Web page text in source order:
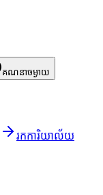
គណនាចម្ងាយ
រកការិយាល័យ